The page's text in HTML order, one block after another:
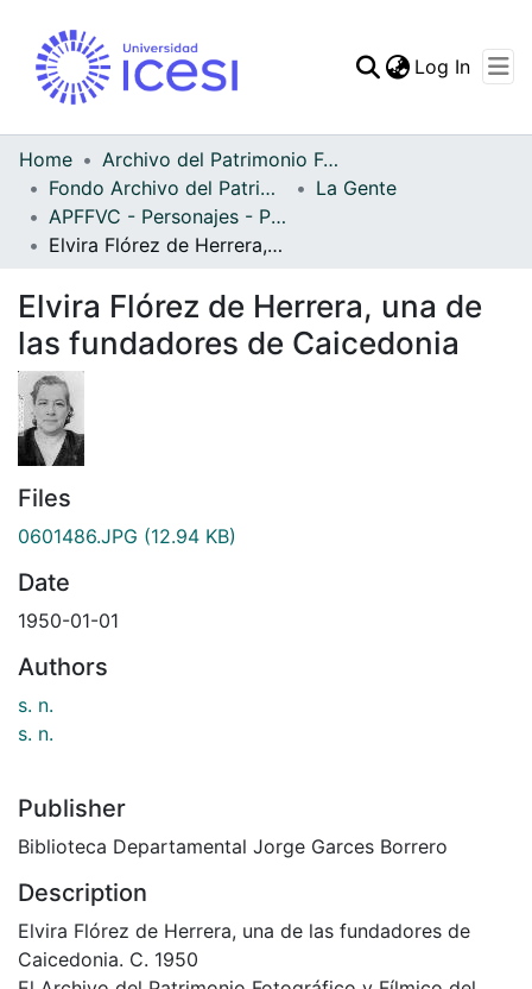
Statistics
Log In
Home
Archivo del Patrimonio Fotográfico y Fílmico del Valle del Cauca
Fondo Archivo del Patrimonio Fotográfico y Fílmico del Valle del Cauca
La Gente
APFFVC - Personajes - Patrimonial
Elvira Flórez de Herrera, una de las fundadores de Caicedonia
Elvira Flórez de Herrera, una de
las fundadores de Caicedonia
Files
0601486.JPG (12.94 KB)
Date
1950-01-01
Authors
s. n.
s. n.
Publisher
Biblioteca Departamental Jorge Garces Borrero
Description
Elvira Flórez de Herrera, una de las fundadores de
Caicedonia. C. 1950